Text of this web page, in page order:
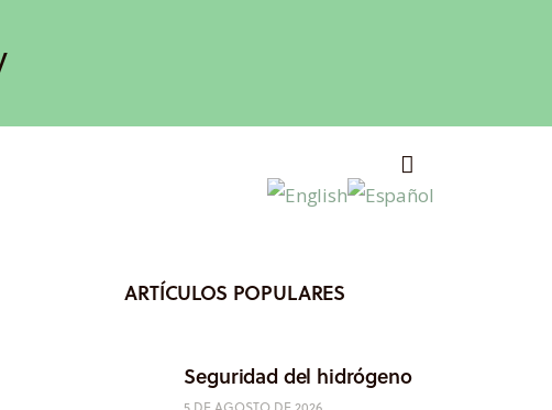
ARTÍCULOS POPULARES
Seguridad del hidrógeno